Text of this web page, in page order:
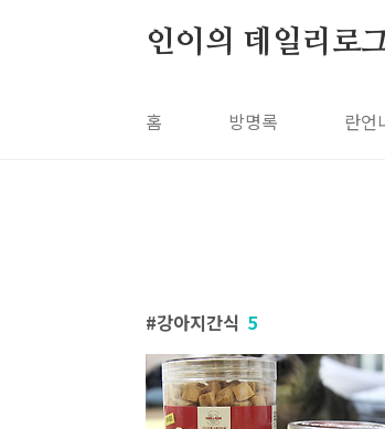
인이의 데일리로
홈 방명록 란언
강아지간식 5